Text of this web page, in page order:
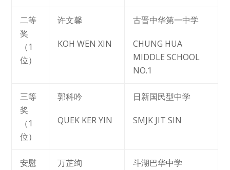
二等
奖
（1
位）
许文馨
KOH WEN XIN
古晋中华第一中学
CHUNG HUA
MIDDLE SCHOOL
NO.1
三等
奖
（1
位）
郭科吟
QUEK KER YIN
日新国民型中学
SMJK JIT SIN
安慰
万芷绚 斗湖巴华中学